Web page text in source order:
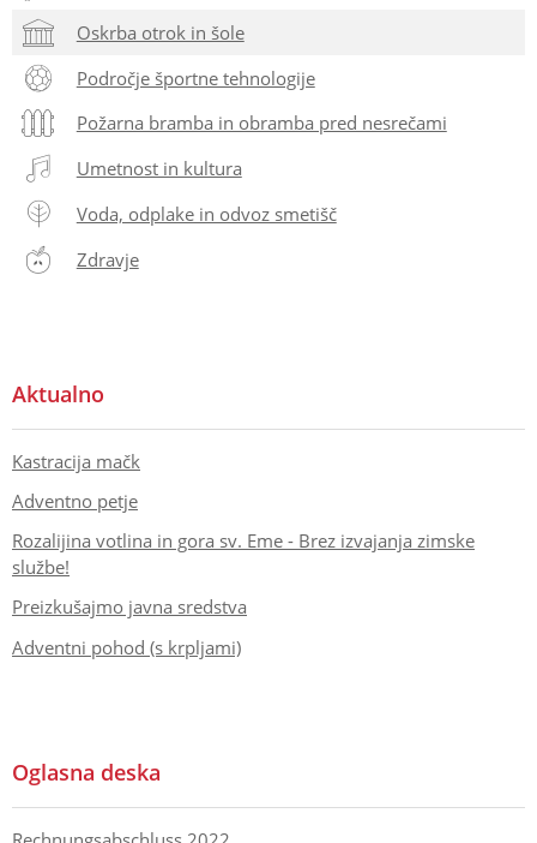
Oskrba otrok in šole
Področje športne tehnologije
Požarna bramba in obramba pred nesrečami
Umetnost in kultura
Voda, odplake in odvoz smetišč
Zdravje
Aktualno
Kastracija mačk
Adventno petje
Rozalijina votlina in gora sv. Eme - Brez izvajanja zimske
službe!
Preizkušajmo javna sredstva
Adventni pohod (s krpljami)
Oglasna deska